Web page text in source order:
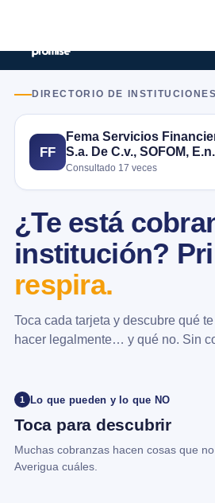
DIRECTORIO DE
FF
Fema Servicios
S.a. De C.v., SOFOM,
Consultado 17 veces
¿Te está
institución?
respira.
Toca cada tarjeta y descubre qué
hacer legalmente… y qué no. Sin
1 Lo que pueden y lo que NO
Toca para descubrir
Muchas cobranzas hacen cosas que
Averigua cuáles.